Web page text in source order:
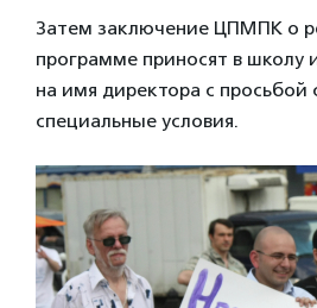
Затем заключение ЦПМПК о
программе приносят в школу
на имя директора с просьбой
специальные условия.